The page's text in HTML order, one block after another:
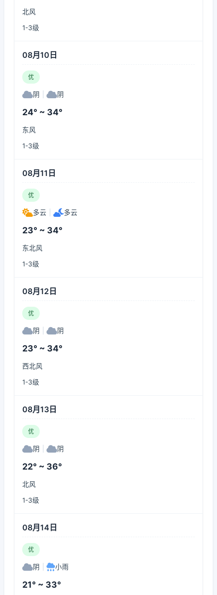
北风
1-3级
08月10日
优
阴 阴
24° ~ 34°
东风
1-3级
08月11日
优
多云 多云
23° ~ 34°
东北风
1-3级
08月12日
优
阴 阴
23° ~ 34°
西北风
1-3级
08月13日
优
阴 阴
22° ~ 36°
北风
1-3级
08月14日
优
阴 小雨
21° ~ 33°